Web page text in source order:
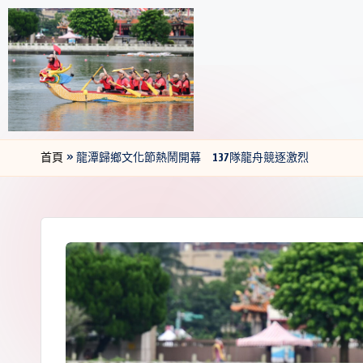
首頁 » 龍潭歸鄉文化節熱鬧開幕 137隊龍舟競逐激烈